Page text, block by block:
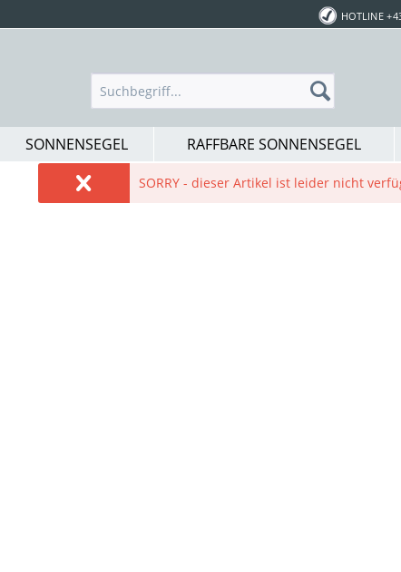
HOTLINE
SONNENSEGEL RAFFBARE SONNENSEGEL
SORRY - dieser Artikel ist leider nicht